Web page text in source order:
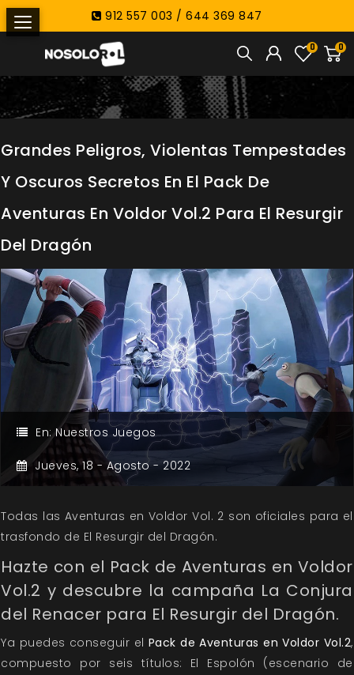
912 557 003 / 644 369 847
0
0
Grandes Peligros, Violentas Tempestades
Y Oscuros Secretos En El Pack De
Aventuras En Voldor Vol.2 Para El Resurgir
Del Dragón
En:Nuestros Juegos
Jueves,18 - Agosto -2022
Todas las Aventuras en Voldor Vol. 2 son oficiales para el
trasfondo de El Resurgir del Dragón.
Hazte con el Pack de Aventuras en Voldor
Vol.2 y descubre la campaña La Conjura
del Renacer para El Resurgir del Dragón.
Ya puedes conseguir el Pack de Aventuras en Voldor Vol.2,
compuesto por seis títulos: El Espolón (escenario de